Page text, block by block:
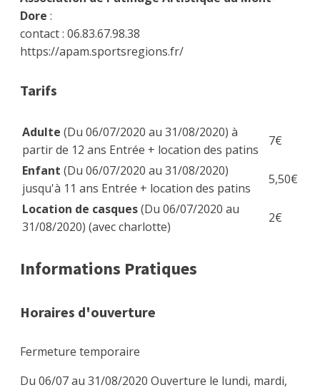
Dore :
contact : 06.83.67.98.38
https://apam.sportsregions.fr/
Tarifs
Adulte (Du 06/07/2020 au 31/08/2020) à
partir de 12 ans Entrée + location des patins
7€
Enfant (Du 06/07/2020 au 31/08/2020)
jusqu'à 11 ans Entrée + location des patins
5,50€
Location de casques(Du 06/07/2020 au
31/08/2020) (avec charlotte)
2€
Informations Pratiques
Horaires d'ouverture
Fermeture temporaire
Du 06/07 au 31/08/2020 Ouverture le lundi, mardi,